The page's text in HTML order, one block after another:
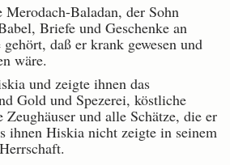
Merodach-Baladan, der Sohn
Briefe und Geschenke an
daß er krank gewesen und
wäre.
und zeigte ihnen das
Gold und Spezerei, köstliche
Zeughäuser und alle Schätze, die er
ihnen Hiskia nicht zeigte in seinem